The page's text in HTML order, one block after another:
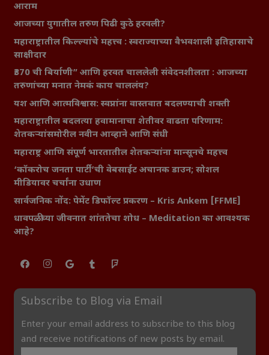
आराम
आजच्या युगातील तरुण पिढी कुठे हरवली?
महाराष्ट्रातील किल्ल्यांचे महत्त्व : स्वराज्याच्या वैभवशाली इतिहासाचे
साक्षीदार
₹370 ची बिर्याणी” आणि हरवत चाललेली संवेदनशीलता : आजच्या
तरुणांच्या मनात नेमकं काय चाललंय?
यश आणि आत्मविश्वास: स्वप्नांना वास्तवात बदलण्याची शक्ती
महाराष्ट्रातील बदलत्या हवामानाचा शेतीवर वाढता परिणाम:
शेतकऱ्यांसमोरील नवीन आव्हाने आणि संधी
महाराष्ट्र आणि संपूर्ण भारतातील शेतकऱ्यांना मान्सूनचे महत्त्व
‘कॉकरोच जनता पार्टी’ची वेबसाईट अचानक डाउन; सोशल
मीडियावर चर्चांना उधाण
सार्वजनिक नोंद: पेमेंट डिफॉल्ट प्रकरण – Kris Ankem [FFME]
धावपळीच्या जीवनात शांततेचा शोध – Meditation का आवश्यक
आहे?
Subscribe to Blog via Email
Enter your email address to subscribe to this blog
and receive notifications of new posts by email.